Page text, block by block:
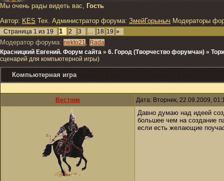
Мы очень рады видеть вас, Гость
Автор: KES Тех. Администратор форума: ЗмейГорыныч Модераторы
Страница 1 из 19 1 2 3 … 18 19 »
Модератор форума: nekto21, Rada
Красницкий Евгений. Форум сайта » 6. Город (Творчество форумчан) »
сценарий для компьютерной игры)
Компьютерная игра
Вестник Дата: Вторник, 22.09.2009,
Давно думаю над идеей
большее чем на создание
если есть желающие